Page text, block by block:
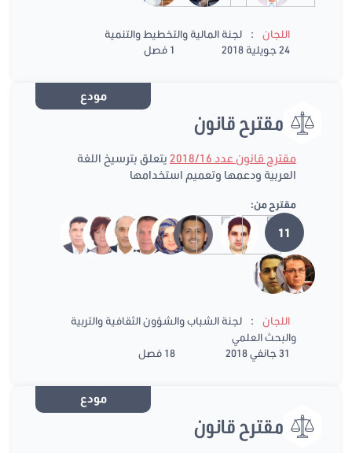
اللجان :
لجنة المالية والتخطيط والتنمية
24 جويلية 2018
1 فصل
مودع
مقترح قانون
مقترح قانون عدد 2018/16
يتعلق بترسيخ اللغة
العربية ودعمها وتعميم استخدامها
مقترح من:
11
اللجان :
لجنة الشباب والشؤون الثقافية والتربية
والبحث العلمي
31 جانفي 2018
18 فصل
مودع
مقترح قانون